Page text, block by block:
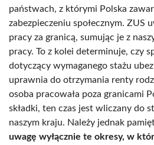
państwach, z którymi Polska
zabezpieczeniu społecznym. ZUS
pracy za granicą, sumując je z
pracy. To z kolei determinuje, czy
dotyczący wymaganego stażu
uprawnia do otrzymania renty
osoba pracowała poza granicami
składki, ten czas jest wliczany do
naszym kraju. Należy jednak
uwagę wyłącznie te okresy, w